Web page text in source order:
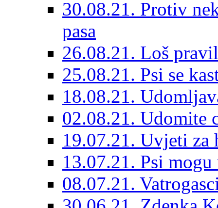
30.08.21. Protiv
pasa
26.08.21. Loš
25.08.21. Psi se
18.08.21.
02.08.21. Udomite
19.07.21. Uvjeti za
13.07.21. Psi
08.07.21.